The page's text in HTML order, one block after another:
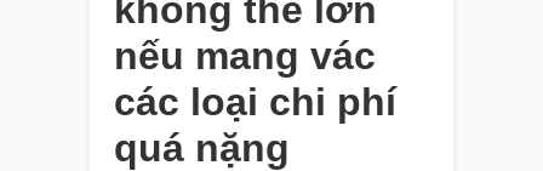
không thể lớn
nếu mang vác
các loại chi phí
quá nặng